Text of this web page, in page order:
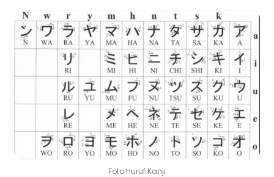
Foto huruf Kanji